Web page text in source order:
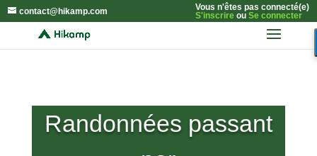
contact@hikamp.com
Vous n'êtes pas connecté(e)
S'inscrireou Se connecter
Randonnées passant